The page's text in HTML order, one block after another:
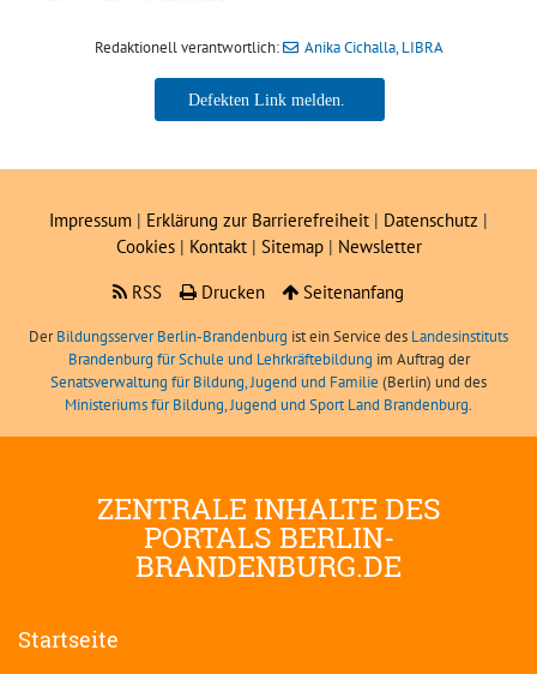
Redaktionell verantwortlich: Anika Cichalla, LIBRA
Anika Cichalla, LIBRA
Impressum | Erklärung zur Barrierefreiheit | Datenschutz |
Cookies| Kontakt | Sitemap| Newsletter
RSS
Drucken Seitenanfang
DerBildungsserver Berlin-Brandenburg ist ein Service des Landesinstituts
Brandenburg für Schule und Lehrkräftebildung im Auftrag der
Senatsverwaltung für Bildung, Jugend und Familie (Berlin) und des
Ministeriums für Bildung, Jugend und Sport Land Brandenburg.
ZENTRALE INHALTE DES
PORTALS BERLIN-
BRANDENBURG.DE
Startseite